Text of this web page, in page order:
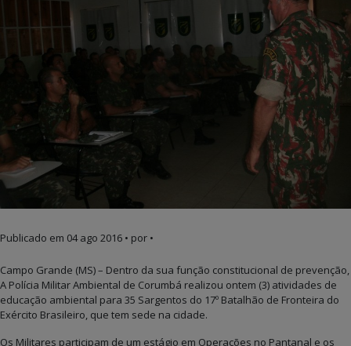
Publicado em 04 ago 2016 • por •
Campo Grande (MS) – Dentro da sua função constitucional de prevenção,
A Polícia Militar Ambiental de Corumbá realizou ontem (3) atividades de
educação ambiental para 35 Sargentos do 17º Batalhão de Fronteira do
Exército Brasileiro, que tem sede na cidade.
Os Militares participam de um estágio em Operações no Pantanal e os